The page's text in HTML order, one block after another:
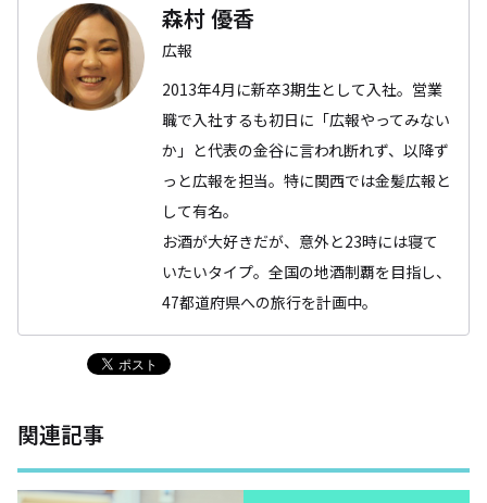
森村 優香
広報
2013年4月に新卒3期生として入社。営業
職で入社するも初日に「広報やってみない
か」と代表の金谷に言われ断れず、以降ず
っと広報を担当。特に関西では金髪広報と
して有名。
お酒が大好きだが、意外と23時には寝て
いたいタイプ。全国の地酒制覇を目指し、
47都道府県への旅行を計画中。
関連記事